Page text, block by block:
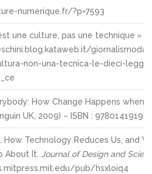
numerique.fr/?p=7593
une culture, pas une technique » :
non-una-tecnica-le-dieci-leggi-
How Change Happens when
UK, 2009) – ISBN :
How Technology Reduces Us, and
About It. Journal of Design and
pub/hsxloiq4